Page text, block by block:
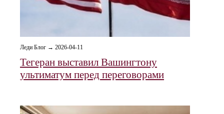
Леди Блог → 2026-04-11
Тегеран выставил Вашингтону
ультиматум перед переговорами